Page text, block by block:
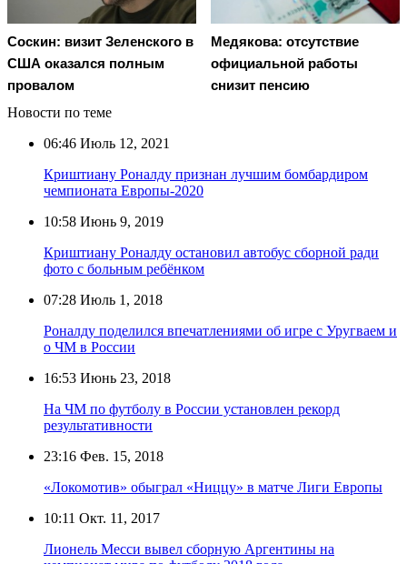
Соскин: визит Зеленского в
США оказался полным
провалом
Медякова: отсутствие
официальной работы
снизит пенсию
Новости по теме
06:46 Июль 12, 2021
Криштиану Роналду признан лучшим бомбардиром
чемпионата Европы-2020
10:58 Июнь 9, 2019
Криштиану Роналду остановил автобус сборной ради
фото с больным ребёнком
07:28 Июль 1, 2018
Роналду поделился впечатлениями об игре с Уругваем и
о ЧМ в России
16:53 Июнь 23, 2018
На ЧМ по футболу в России установлен рекорд
результативности
23:16 Фев. 15, 2018
«Локомотив» обыграл «Ниццу» в матче Лиги Европы
10:11 Окт. 11, 2017
Лионель Месси вывел сборную Аргентины на